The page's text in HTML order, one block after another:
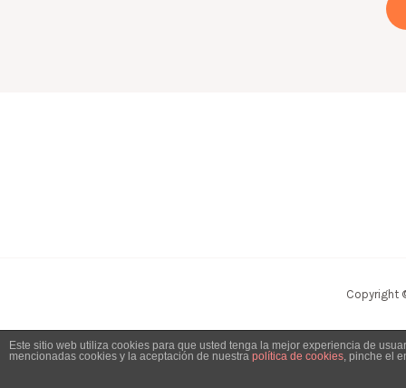
Copyright
Este sitio web utiliza cookies para que usted tenga la mejor experiencia de
mencionadas cookies y la aceptación de nuestra política de cookies, pinche el